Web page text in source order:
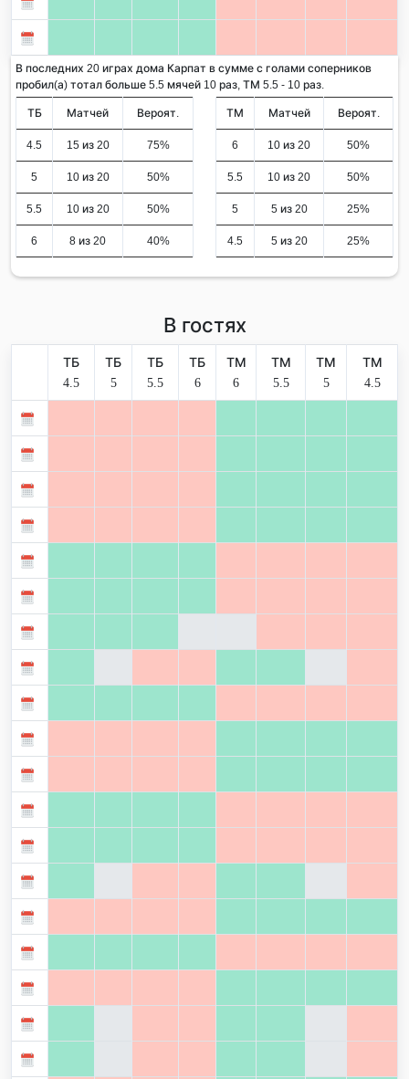
В последних 20 играх дома Карпат в сумме с голами соперников
пробил(а) тотал больше 5.5 мячей 10 раз, ТМ 5.5 - 10 раз.
ТБ Матчей Вероят.
4.5 15 из 20 75%
5 10 из 20 50%
5.5 10 из 20 50%
6 8 из 20 40%
ТМ Матчей Вероят.
6 10 из 20 50%
5.5 10 из 20 50%
5 5 из 20 25%
4.5 5 из 20 25%
В гостях
ТБ
4.5
ТБ
5
ТБ
5.5
ТБ
6
ТМ
6
ТМ
5.5
ТМ
5
ТМ
4.5